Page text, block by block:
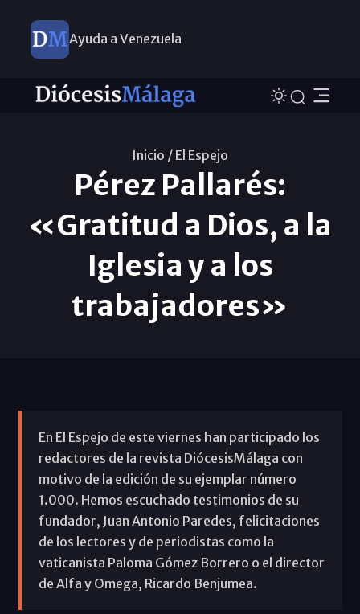
Ayuda a Venezuela
Inicio / El Espejo
Pérez Pallarés:
«Gratitud a Dios, a la
Iglesia y a los
trabajadores»
En El Espejo de este viernes han participado los
redactores de la revista DiócesisMálaga con
motivo de la edición de su ejemplar número
1.000. Hemos escuchado testimonios de su
fundador, Juan Antonio Paredes, felicitaciones
de los lectores y de periodistas como la
vaticanista Paloma Gómez Borrero o el director
de Alfa y Omega, Ricardo Benjumea.